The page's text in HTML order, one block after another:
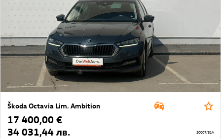
Škoda Octavia Lim. Ambition
17 400,00 €
34 031,44 лв.
20007/314